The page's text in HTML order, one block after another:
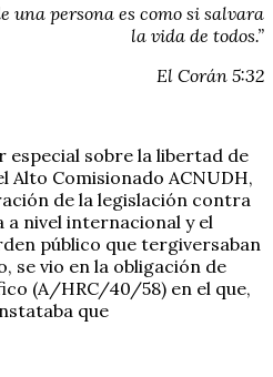
una persona es como si salvara
la vida de todos.”
El Corán 5:32
especial sobre la libertad de
Alto Comisionado ACNUDH,
de la legislación contra
a nivel internacional y el
público que tergiversaban
se vio en la obligación de
(A/HRC/40/58) en el que,
que